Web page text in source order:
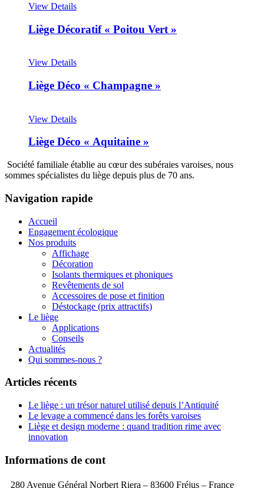
View Details
Liège Décoratif « Poitou Vert »
View Details
Liège Déco « Champagne »
View Details
Liège Déco « Aquitaine »
Société familiale établie au cœur des subéraies varoises, nous
sommes spécialistes du liège depuis plus de 70 ans.
Navigation rapide
Accueil
Engagement écologique
Nos produits
Affichage
Décoration
Isolants thermiques et phoniques
Revêtements de sol
Accessoires de pose et finition
Déstockage (prix attractifs)
Le liège
Applications
Conseils
Actualités
Qui sommes-nous ?
Articles récents
Le liège : un trésor naturel utilisé depuis l’Antiquité
Le levage a commencé dans les forêts varoises
Liège et design moderne : quand tradition rime avec
innovation
Informations de cont
280 Avenue Général Norbert Riera – 83600 Fréjus – France